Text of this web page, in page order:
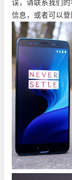
误，请联系我们
信息，或者可以